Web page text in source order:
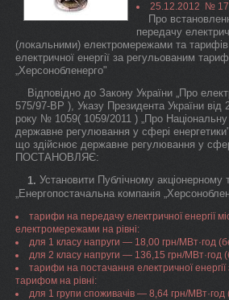
25.12.2012 №
Про
передачу
(локальними) електромережами та
електричної енергії за регульованим
„Херсонобленерго"
Відповідно до Закону України „Про
575/97-ВР ), Указу Президента України від
року № 1059( 1059/2011 ) „Про
державне регулювання у сфері
що здійснює державне регулювання у
ПОСТАНОВЛЯЄ:
1. Установити Публічному акціонерному
„Енергопостачальна компанія
тарифи на передачу електричної енергії
електромережами на рівні:
для 1 класу напруги — 18,00 грн/МВт·год
для 2 класу напруги — 136,15 грн/МВт·год
тарифи на постачання електричної
тарифом на рівні:
для 1 групи споживачів — 8,64 грн/